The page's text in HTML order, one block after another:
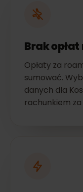
Brak
Opłaty za
sumować.
danych dla
rachunkiem